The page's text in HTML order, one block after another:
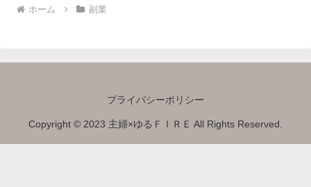
ホーム 副業
プライバシーポリシー
Copyright © 2023 主婦×ゆるＦＩＲＥ All Rights Reserved.